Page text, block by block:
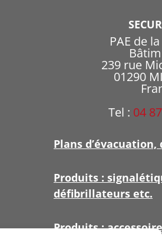
PAE de
239 rue
01290
Tel : 04
Plans
Produits :
défibrillateurs etc.
Produits :